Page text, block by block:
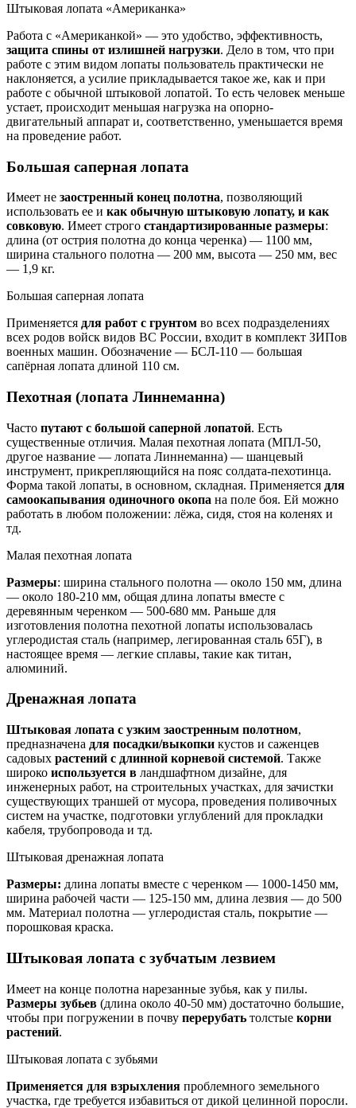
Штыковая лопата «Американка»
Работа с «Американкой» — это удобство, эффективность,
защита спины от излишней нагрузки. Дело в том, что при
работе с этим видом лопаты пользователь практически не
наклоняется, а усилие прикладывается такое же, как и при
работе с обычной штыковой лопатой. То есть человек меньше
устает, происходит меньшая нагрузка на опорно-
двигательный аппарат и, соответственно, уменьшается время
на проведение работ.
Большая саперная лопата
Имеет не заостренный конец полотна, позволяющий
использовать ее и как обычную штыковую лопату, и как
совковую. Имеет строго стандартизированные размеры:
длина (от острия полотна до конца черенка) — 1100 мм,
ширина стального полотна — 200 мм, высота — 250 мм, вес
— 1,9 кг.
Большая саперная лопата
Применяется для работ с грунтом во всех подразделениях
всех родов войск видов ВС России, входит в комплект ЗИПов
военных машин. Обозначение — БСЛ-110 — большая
сапёрная лопата длиной 110 см.
Пехотная (лопата Линнеманна)
Часто путают с большой саперной лопатой. Есть
существенные отличия. Малая пехотная лопата (МПЛ-50,
другое название — лопата Линнеманна) — шанцевый
инструмент, прикрепляющийся на пояс солдата-пехотинца.
Форма такой лопаты, в основном, складная. Применяется для
самоокапывания одиночного окопа на поле боя. Ей можно
работать в любом положении: лёжа, сидя, стоя на коленях и
тд.
Малая пехотная лопата
Размеры: ширина стального полотна — около 150 мм, длина
— около 180-210 мм, общая длина лопаты вместе с
деревянным черенком — 500-680 мм. Раньше для
изготовления полотна пехотной лопаты использовалась
углеродистая сталь (например, легированная сталь 65Г), в
настоящее время — легкие сплавы, такие как титан,
алюминий.
Дренажная лопата
Штыковая лопата с узким заостренным полотном,
предназначена для посадки/выкопки кустов и саженцев
садовых растений с длинной корневой системой. Также
широко используется в ландшафтном дизайне, для
инженерных работ, на строительных участках, для зачистки
существующих траншей от мусора, проведения поливочных
систем на участке, подготовки углублений для прокладки
кабеля, трубопровода и тд.
Штыковая дренажная лопата
Размеры: длина лопаты вместе с черенком — 1000-1450 мм,
ширина рабочей части — 125-150 мм, длина лезвия — до 500
мм. Материал полотна — углеродистая сталь, покрытие —
порошковая краска.
Штыковая лопата с зубчатым лезвием
Имеет на конце полотна нарезанные зубья, как у пилы.
Размеры зубьев (длина около 40-50 мм) достаточно большие,
чтобы при погружении в почву перерубать толстые корни
растений.
Штыковая лопата с зубьями
Применяется для взрыхления проблемного земельного
участка, где требуется избавиться от дикой целинной поросли.